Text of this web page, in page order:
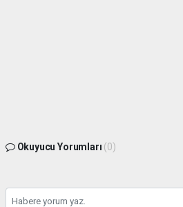
Okuyucu Yorumları (0)